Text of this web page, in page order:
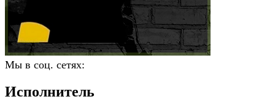
Мы в соц. сетях:
Исполнитель